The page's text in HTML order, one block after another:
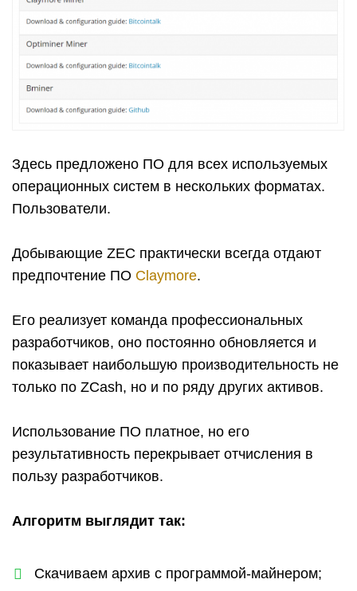
Здесь предложено ПО для всех используемых
операционных систем в нескольких форматах.
Пользователи.
Добывающие ZEC практически всегда отдают
предпочтение ПО Claymore.
Его реализует команда профессиональных
разработчиков, оно постоянно обновляется и
показывает наибольшую производительность не
только по ZCash, но и по ряду других активов.
Использование ПО платное, но его
результативность перекрывает отчисления в
пользу разработчиков.
Алгоритм выглядит так:
Скачиваем архив с программой-майнером;